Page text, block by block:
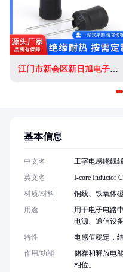
江门市新会区新日旭电子材料有限公司
基本信息
中文名
工字电感绕线
英文名
I-core Inductor
材质/材料
铜线、铁氧体
用途
用于电子电路
电源、通信设
特性
电感值稳定，
作用/功能
储存和释放电
相位。